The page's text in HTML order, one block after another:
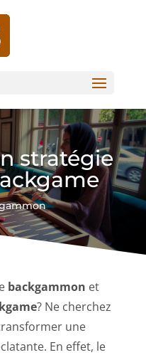
stratégie
backgammon et
? Ne cherchez
une
En effet, le